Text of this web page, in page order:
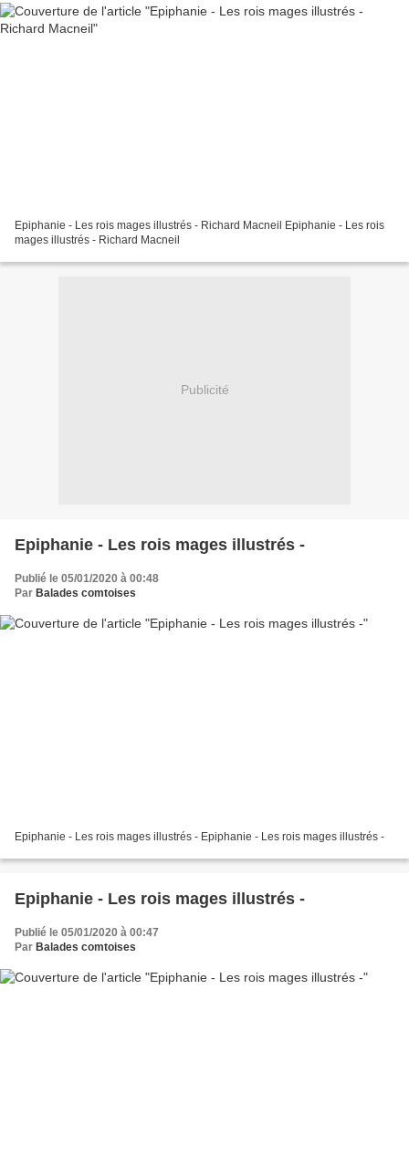
Epiphanie - Les rois mages illustrés - Richard Macneil Epiphanie - Les rois
mages illustrés - Richard Macneil
Publicité
Epiphanie - Les rois mages illustrés -
Publié le 05/01/2020 à 00:48
Par Balades comtoises
Epiphanie - Les rois mages illustrés - Epiphanie - Les rois mages illustrés -
Epiphanie - Les rois mages illustrés -
Publié le 05/01/2020 à 00:47
Par Balades comtoises